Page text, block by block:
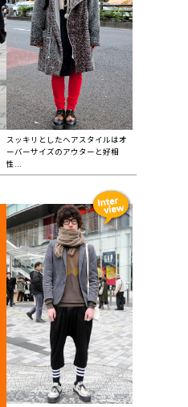
スッキリとしたヘアスタイルはオ
ーバーサイズのアウターと好相
性...